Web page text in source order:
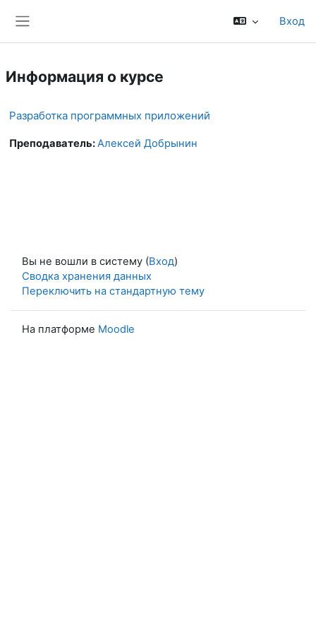
Вход
Информация о курсе
Разработка программных приложений
Преподаватель:Алексей Добрынин
Вы не вошли в систему (Вход)
Сводка хранения данных
Переключить на стандартную тему
На платформе Moodle